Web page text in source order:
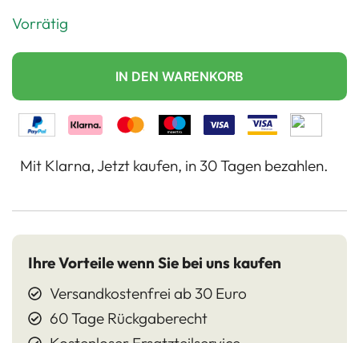
Vorrätig
IN DEN WARENKORB
Mit Klarna, Jetzt kaufen, in 30 Tagen bezahlen.
Ihre Vorteile wenn Sie bei uns kaufen
Versandkostenfrei ab 30 Euro
60 Tage Rückgaberecht